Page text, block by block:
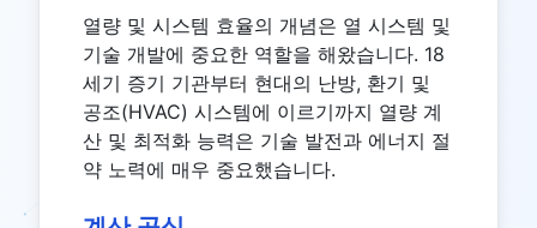
열량 및 시스템 효율의 개념은 열 시스템 및
기술 개발에 중요한 역할을 해왔습니다. 18
세기 증기 기관부터 현대의 난방, 환기 및
공조(HVAC) 시스템에 이르기까지 열량 계
산 및 최적화 능력은 기술 발전과 에너지 절
약 노력에 매우 중요했습니다.